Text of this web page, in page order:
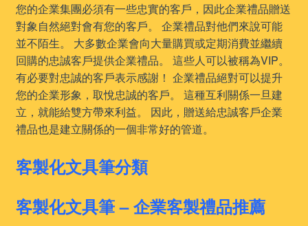
您的企業集團必須有一些忠實的客戶，因此企業禮品贈送
對象自然絕對會有您的客戶。 企業禮品對他們來說可能
並不陌生。 大多數企業會向大量購買或定期消費並繼續
回購的忠誠客戶提供企業禮品。 這些人可以被稱為VIP。
有必要對忠誠的客戶表示感謝！ 企業禮品絕對可以提升
您的企業形象，取悅忠誠的客戶。 這種互利關係一旦建
立，就能給雙方帶來利益。 因此，贈送給忠誠客戶企業
禮品也是建立關係的一個非常好的管道。
客製化文具筆分類
客製化文具筆 – 企業客製禮品推薦